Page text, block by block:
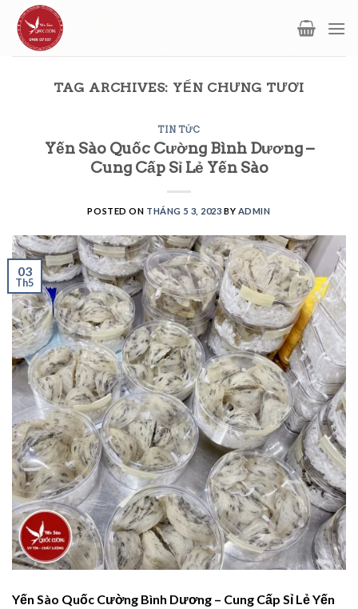
Skip
content
TAG ARCHIVES: YẾN CHƯNG TƯƠI
TIN TỨC
Yến Sào Quốc Cường Bình Dương –
Cung Cấp Sỉ Lẻ Yến Sào
POSTED ON THÁNG 5 3, 2023 BY ADMIN
03
Th5
Yến Sào Quốc Cường Bình Dương – Cung Cấp Sỉ Lẻ Yến